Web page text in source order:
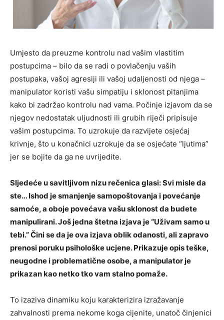
Umjesto da preuzme kontrolu nad vašim vlastitim
postupcima – bilo da se radi o povlačenju vaših
postupaka, vašoj agresiji ili vašoj udaljenosti od njega –
manipulator koristi vašu simpatiju i sklonost pitanjima
kako bi zadržao kontrolu nad vama. Počinje izjavom da se
njegov nedostatak uljudnosti ili grubih riječi pripisuje
vašim postupcima. To uzrokuje da razvijete osjećaj
krivnje, što u konačnici uzrokuje da se osjećate “ljutima”
jer se bojite da ga ne uvrijedite.
Sljedeće u savitljivom nizu rečenica glasi: Svi misle da
ste… Ishod je smanjenje samopoštovanja i povećanje
samoće, a oboje povećava vašu sklonost da budete
manipulirani. Još jedna štetna izjava je “Uživam samo u
tebi.” Čini se da je ova izjava oblik odanosti, ali zapravo
prenosi poruku psihološke ucjene. Prikazuje opis teške,
neugodne i problematične osobe, a manipulator je
prikazan kao netko tko vam stalno pomaže.
To izaziva dinamiku koju karakterizira izražavanje
zahvalnosti prema nekome koga cijenite, unatoč činjenici